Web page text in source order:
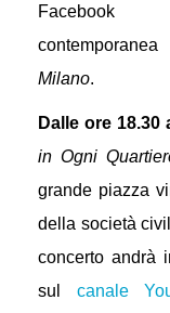
Facebook
Milano.
Dalle ore 18.30
in Ogni
grande piazza
della società
concerto andrà
sul canale